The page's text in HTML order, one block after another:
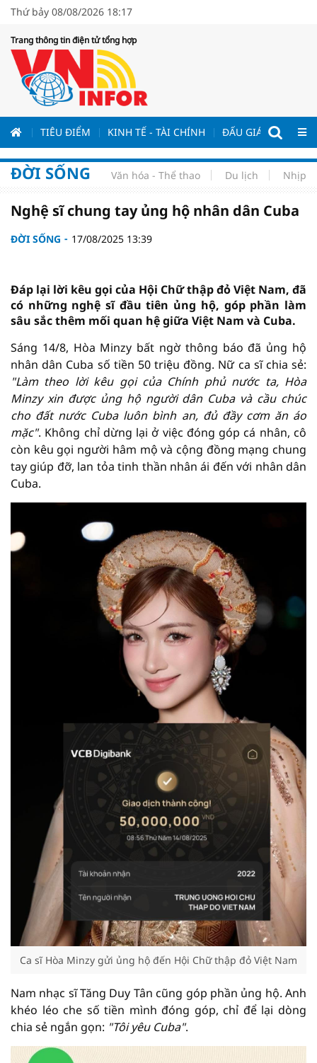
Thứ bảy 08/08/2026 18:17
Trang thông tin điện tử tổng hợp
TIÊU ĐIỂM KINH TẾ - TÀI CHÍNH ĐẤU GIÁ - ĐẤU
ĐỜI SỐNG Văn hóa - Thể thao Du lịch Nhịp
Nghệ sĩ chung tay ủng hộ nhân dân Cuba
ĐỜI SỐNG 17/08/2025 13:39
Đáp lại lời kêu gọi của Hội Chữ thập đỏ Việt Nam, đã
có những nghệ sĩ đầu tiên ủng hộ, góp phần làm
sâu sắc thêm mối quan hệ giữa Việt Nam và Cuba.
Sáng 14/8, Hòa Minzy bất ngờ thông báo đã ủng hộ
nhân dân Cuba số tiền 50 triệu đồng. Nữ ca sĩ chia sẻ:
"Làm theo lời kêu gọi của Chính phủ nước ta, Hòa
Minzy xin được ủng hộ người dân Cuba và cầu chúc
cho đất nước Cuba luôn bình an, đủ đầy cơm ăn áo
mặc". Không chỉ dừng lại ở việc đóng góp cá nhân, cô
còn kêu gọi người hâm mộ và cộng đồng mạng chung
tay giúp đỡ, lan tỏa tinh thần nhân ái đến với nhân dân
Cuba.
Ca sĩ Hòa Minzy gửi ủng hộ đến Hội Chữ thập đỏ Việt Nam
Nam nhạc sĩ Tăng Duy Tân cũng góp phần ủng hộ. Anh
khéo léo che số tiền mình đóng góp, chỉ để lại dòng
chia sẻ ngắn gọn: "Tôi yêu Cuba".